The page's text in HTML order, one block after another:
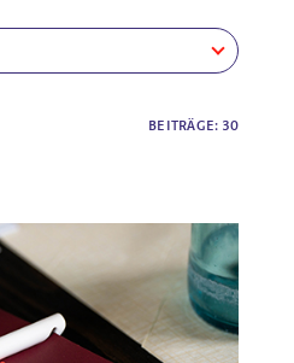
BEITRÄGE: 30